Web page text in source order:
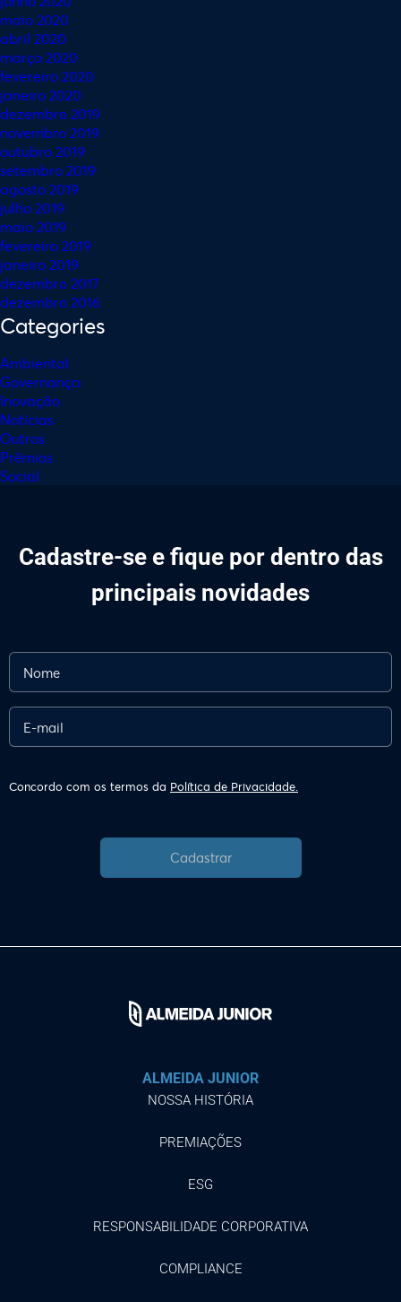
maio 2020
abril 2020
março 2020
fevereiro 2020
janeiro 2020
dezembro 2019
novembro 2019
outubro 2019
setembro 2019
agosto 2019
julho 2019
maio 2019
fevereiro 2019
janeiro 2019
dezembro 2017
dezembro 2016
Categories
Ambiental
Governança
Inovação
Notícias
Outros
Prêmios
Social
Cadastre-se e fique por dentro das
principais novidades
Concordo com os termos da Política de Privacidade.
Cadastrar
ALMEIDA JUNIOR
NOSSA HISTÓRIA
PREMIAÇÕES
ESG
RESPONSABILIDADE CORPORATIVA
COMPLIANCE